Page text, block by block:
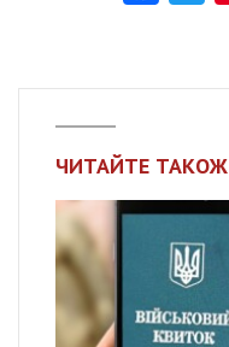
ЧИТАЙТЕ ТАКОЖ